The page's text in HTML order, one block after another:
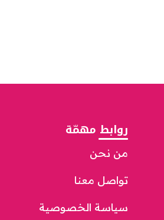
روابط مهمّة
من نحن
تواصل معنا
سياسة الخصوصية